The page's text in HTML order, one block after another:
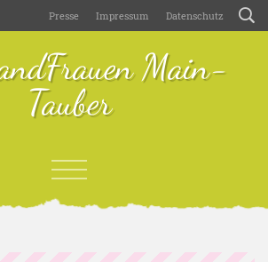
Presse Impressum Datenschutz
Main-
Tauber